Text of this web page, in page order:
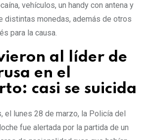
vehículos, un handy con antena y
distintas monedas, además de otros
para la causa.
al líder de
en el
casi se suicida
el lunes 28 de marzo, la Policía del
fue alertada por la partida de un